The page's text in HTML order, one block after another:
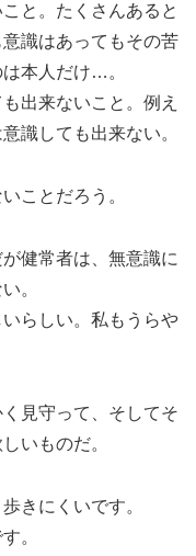
と。たくさんあると
識はあってもその苦
本人だけ…。
出来ないこと。例え
識しても出来ない。
ことだろう。
健常者は、無意識に
。
らしい。私もうらや
見守って、そしてそ
いものだ。
きにくいです。
。